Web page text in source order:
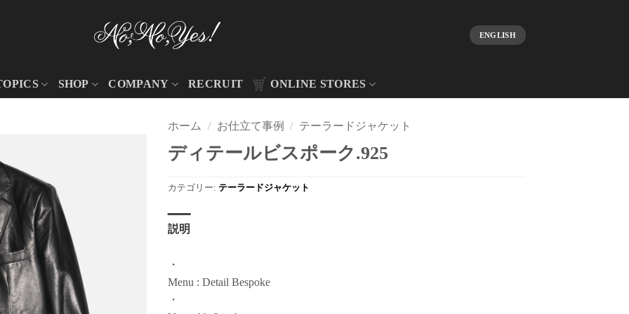
ENGLISH
SHOP COMPANY RECRUIT ONLINE STORES
ホーム / お仕立て事例 / テーラードジャケット
ディテールビスポーク.925
カテゴリー: テーラードジャケット
説明
・
Menu : Detail Bespoke
・